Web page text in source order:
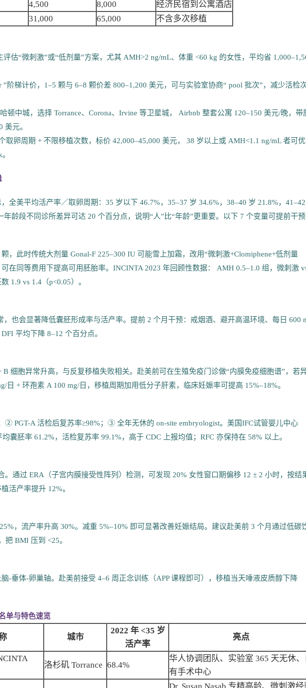
4,500 8,000
经济民宿到公寓酒店
31,000 65,000 不含多次移植
评估“微刺激”或“低剂量”方案，尤其 AMH>2 ng/mL、体重 <60 kg 的女性，平均省
”阶梯计价，1–5 颗与 6–8 颗价差 800–1,200 美元，可与实验室协商“ pool 批次”，减少活检
顿中城，选择 Torrance、Corona、Irvine 等卫星城， Airbnb 整套公寓 120–150 美元/晚，带
美元。
取卵周期 + 不限移植次数，标价 42,000–45,000 美元， 38 岁以上或 AMH<1.1 ng/mL 者可
全美平均活产率／取卵周期：35 岁以下 46.7%，35–37 岁 34.6%，38–40 岁 21.8%，41–42
年龄段不同诊所差异可达 20 个百分点，说明“人”比“年龄”更重要。以下 7 个变量可提前干
，此时传统大剂量 Gonal-F 225–300 IU 可能雪上加霜，改用“微刺激+Clomiphene+低剂量
可在同等费用下提高可用胚胎率。INCINTA 2023 年回顾性数据： AMH 0.5–1.0 组，微刺激
1.9 vs 1.4（p<0.05）。
，也会显著降低囊胚形成率与活产率。提前 2 个月干预：戒烟酒、避开高温环境、每日 600
平均下降 8–12 个百分点。
B 细胞异常升高，与反复移植失败相关。赴美前可在生殖免疫门诊做“内膜免疫细胞谱”，若
日 + 环孢素 A 100 mg/日，移植周期加用低分子肝素，临床妊娠率可提高 15%–18%。
PGT-A 活检后复苏率≥98%；③ 全年无休的 on-site embryologist。美国IFC试管婴儿中心
均囊胚率 61.2%，活检复苏率 99.1%，高于 CDC 上报均值；RFC 亦保持在 58% 以上。
。通过 ERA（子宫内膜接受性阵列）检测，可发现 20% 女性窗口期偏移 12 ± 2 小时，按结
活产率提升 12%。
，流产率升高 30%。减重 5%–10% 即可显著改善妊娠结局。建议赴美前 3 个月通过低碳
把 BMI 压到 <25。
-垂体-卵巢轴。赴美前接受 4–6 周正念训练（APP 课程即可），移植当天唾液皮质醇下降
单与特色速览
城市
2022 年 <35 岁
活产率
亮点
洛杉矶 Torrance 68.4%
华人协调团队、实验室 365 天无休
有手术中心